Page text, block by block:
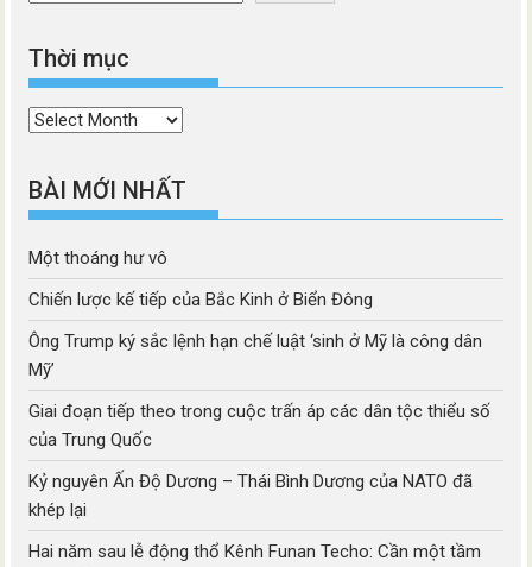
Thời mục
Thời
BÀI MỚI NHẤT
Một thoáng hư vô
Chiến lược kế tiếp của Bắc Kinh ở Biển Đông
Ông Trump ký sắc lệnh hạn chế luật ‘sinh ở Mỹ là công dân
Mỹ’
Giai đoạn tiếp theo trong cuộc trấn áp các dân tộc thiểu số
của Trung Quốc
Kỷ nguyên Ấn Độ Dương – Thái Bình Dương của NATO đã
khép lại
Hai năm sau lễ động thổ Kênh Funan Techo: Cần một tầm